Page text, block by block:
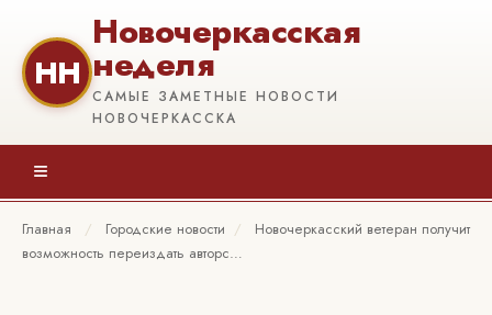
НН
Новочеркасская
неделя
САМЫЕ ЗАМЕТНЫЕ НОВОСТИ
НОВОЧЕРКАССКА
≡
Главная / Городские новости /
Новочеркасский ветеран получит
возможность переиздать авторс…